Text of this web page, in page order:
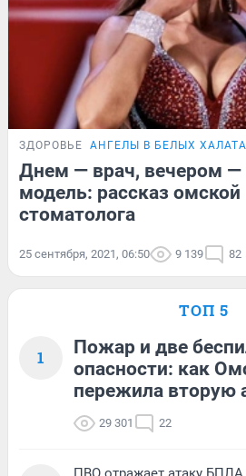
ЗДОРОВЬЕ АНГЕЛЫ В БЕЛЫХ
Днем — врач, вечером —
модель: рассказ омской
стоматолога
25 сентября, 2021, 06:50 9 139 82
ТОП 5
1
Пожар и две
опасности: как
пережила вторую
29 301 22